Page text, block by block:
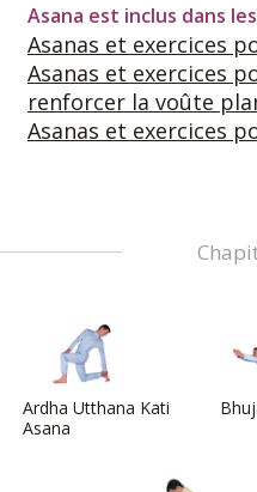
Asana est inclus dans
Asanas et exercices
Asanas et exercices
renforcer la voûte
Asanas et exercices
Ardha Utthana Kati
Asana